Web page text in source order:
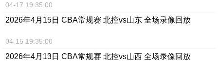
04-17 19:35:00
2026年4月15日 CBA常规赛 北控vs山东 全场录像回放
04-15 19:35:00
2026年4月13日 CBA常规赛 北控vs山西 全场录像回放